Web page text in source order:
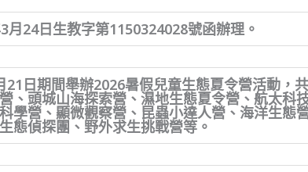
24日生教字第1150324028號函辦理。
日期間舉辦2026暑假兒童生態夏令營活動，
、頭城山海探索營、濕地生態夏令營、航太科
學營、顯微觀察營、昆蟲小達人營、海洋生態
態偵探團、野外求生挑戰營等。